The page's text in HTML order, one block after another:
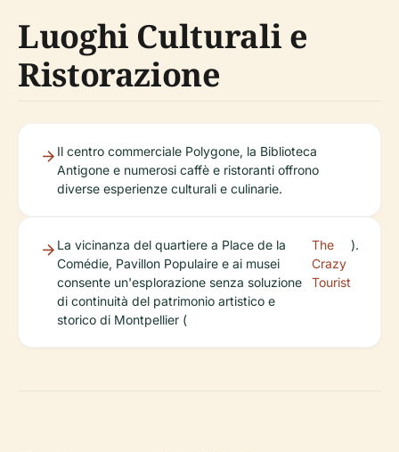
Luoghi Culturali e
Ristorazione
Il centro commerciale Polygone, la Biblioteca
Antigone e numerosi caffè e ristoranti offrono
diverse esperienze culturali e culinarie.
La vicinanza del quartiere a Place de la
Comédie, Pavillon Populaire e ai musei
consente un'esplorazione senza soluzione
di continuità del patrimonio artistico e
storico di Montpellier (
The
Crazy
Tourist
).